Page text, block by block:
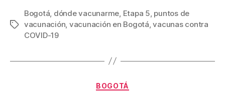
c
e
o
tt
er
ail er
e
m
p
tir
Etiquetas
Bogotá, dónde vacunarme, Etapa 5, puntos de
vacunación, vacunación en Bogotá,vacunas contra
COVID-19
Categorías
BOGOTÁ